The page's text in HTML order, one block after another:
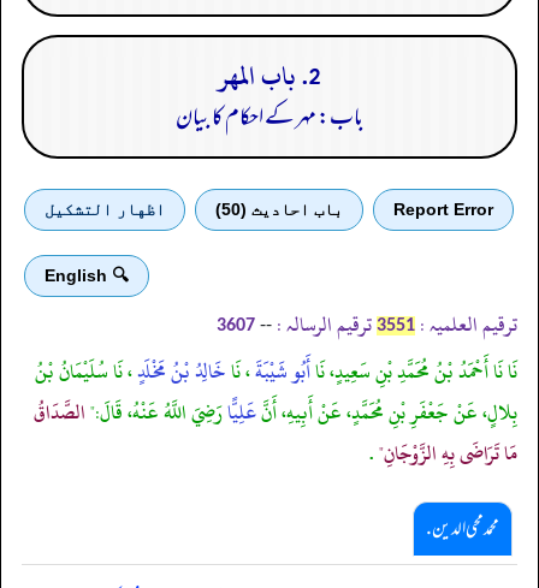
2. باب المهر
باب: مہر کے احکام کا بیان
Report Error باب احادیث (50) اظهار التشكيل
🔍 English
ترقیم العلمیہ : 3551 ترقیم الرسالہ : --
3607
نَا نَا أَحْمَدُ بْنُ مُحَمَّدِ بْنِ سَعِيدٍ، نَاأَبُو شَيْبَةَ، نَاخَالِدُ بْنُ مَخْلَدٍ، نَا سُلَيْمَانُ بْنُ
بِلالٍ، عَنْ جَعْفَرِ بْنِ مُحَمَّدٍ، عَنْ أَبِيهِ، أَنَّعَلِيًّارَضِيَ اللَّهُ عَنْهُ، قَالَ:"الصَّدَاقُ
مَا تَرَاضَى بِهِ الزَّوْجَانِ".
محمد محی الدین .